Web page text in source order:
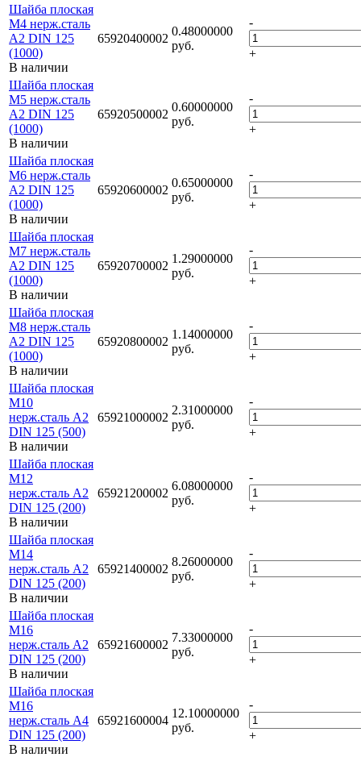
Шайба плоская
M4 нерж.сталь
А2 DIN 125
(1000)
В наличии
65920400002
0.48000000
руб.
-
+
Шайба плоская
M5 нерж.сталь
А2 DIN 125
(1000)
В наличии
65920500002
0.60000000
руб.
-
+
Шайба плоская
М6 нерж.сталь
А2 DIN 125
(1000)
В наличии
65920600002
0.65000000
руб.
-
+
Шайба плоская
М7 нерж.сталь
А2 DIN 125
(1000)
В наличии
65920700002
1.29000000
руб.
-
+
Шайба плоская
М8 нерж.сталь
А2 DIN 125
(1000)
В наличии
65920800002
1.14000000
руб.
-
+
Шайба плоская
М10
нерж.сталь А2
DIN 125 (500)
В наличии
65921000002
2.31000000
руб.
-
+
Шайба плоская
М12
нерж.сталь А2
DIN 125 (200)
В наличии
65921200002
6.08000000
руб.
-
+
Шайба плоская
М14
нерж.сталь А2
DIN 125 (200)
В наличии
65921400002
8.26000000
руб.
-
+
Шайба плоская
М16
нерж.сталь А2
DIN 125 (200)
В наличии
65921600002
7.33000000
руб.
-
+
Шайба плоская
М16
нерж.сталь А4
DIN 125 (200)
В наличии
65921600004
12.10000000
руб.
-
+